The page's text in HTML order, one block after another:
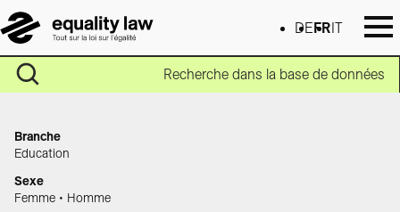
DE FR IT
Recherche dans la base de données
Branche
Education
Sexe
Femme • Homme